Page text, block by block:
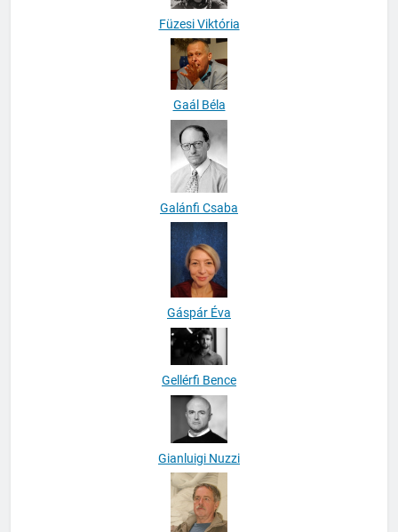
Füzesi Viktória
Gaál Béla
Galánfi Csaba
Gáspár Éva
Gellérfi Bence
Gianluigi Nuzzi